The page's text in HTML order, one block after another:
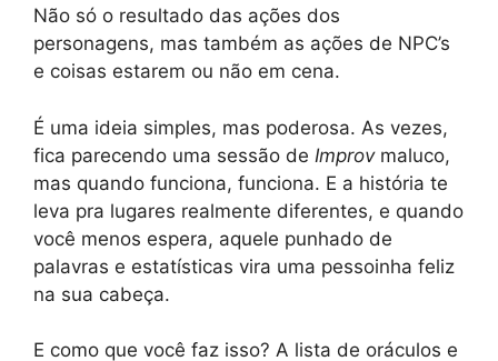
Não só o resultado das ações dos
personagens, mas também as ações de NPC’s
e coisas estarem ou não em cena.
É uma ideia simples, mas poderosa. As vezes,
fica parecendo uma sessão de Improvmaluco,
mas quando funciona, funciona. E a história te
leva pra lugares realmente diferentes, e quando
você menos espera, aquele punhado de
palavras e estatísticas vira uma pessoinha feliz
na sua cabeça.
E como que você faz isso? A lista de oráculos e